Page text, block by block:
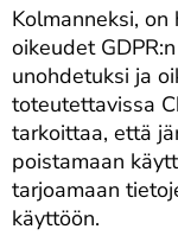
Kolmanneksi,
oikeudet
unohdetuksi ja
toteutettavissa
tarkoittaa, että
poistamaan
tarjoamaan
käyttöön.